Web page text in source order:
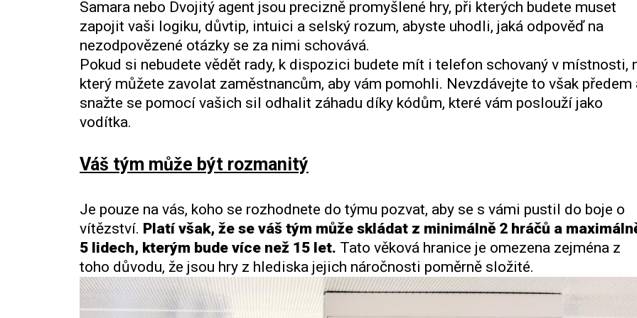
Samara nebo Dvojitý agent jsou precizně promyšlené hry, při kterých budete muset
zapojit vaši logiku, důvtip, intuici a selský rozum, abyste uhodli, jaká odpověď na
nezodpovězené otázky se za nimi schovává.
Pokud si nebudete vědět rady, k dispozici budete mít i telefon schovaný v místnosti,
který můžete zavolat zaměstnancům, aby vám pomohli. Nevzdávejte to však předem
snažte se pomocí vašich sil odhalit záhadu díky kódům, které vám poslouží jako
vodítka.
Váš tým může být rozmanitý
Je pouze na vás, koho se rozhodnete do týmu pozvat, aby se s vámi pustil do boje o
vítězství. Platí však, že se váš tým může skládat z minimálně 2 hráčů a
5 lidech, kterým bude více než 15 let. Tato věková hranice je omezena zejména z
toho důvodu, že jsou hry z hlediska jejich náročnosti poměrně složité.